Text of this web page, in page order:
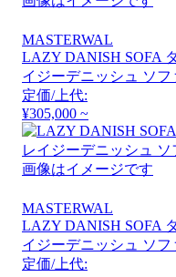
MASTERWAL
LAZY DANISH SOFA
イジーデニッシュ ソフ
定価/上代:
¥305,000 ~
画像はイメージです
MASTERWAL
LAZY DANISH SOFA
イジーデニッシュ ソフ
定価/上代: